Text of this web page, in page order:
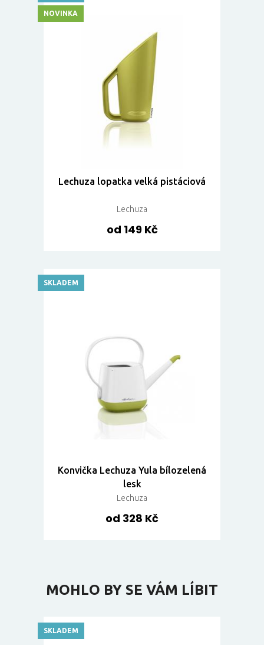
Lechuza lopatka velká pistáciová
Lechuza
od 149 Kč
NOVINKA
Konvička Lechuza Yula bílozelená
lesk
Lechuza
od 328 Kč
SKLADEM
MOHLO BY SE VÁM LÍBIT
SKLADEM